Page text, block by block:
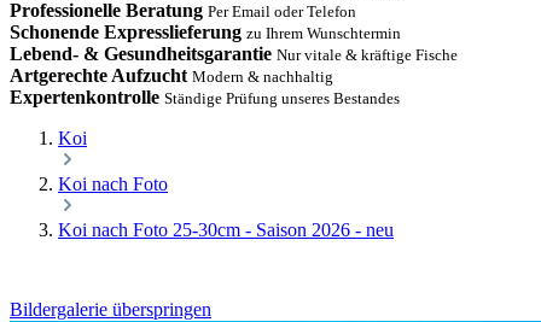
Professionelle Beratung Per Email oder Telefon
Schonende Expresslieferung zu Ihrem Wunschtermin
Lebend- & Gesundheitsgarantie Nur vitale & kräftige Fische
Artgerechte Aufzucht Modern & nachhaltig
Expertenkontrolle Ständige Prüfung unseres Bestandes
Koi
Koi nach Foto
Koi nach Foto 25-30cm - Saison 2026 - neu
Bildergalerie überspringen